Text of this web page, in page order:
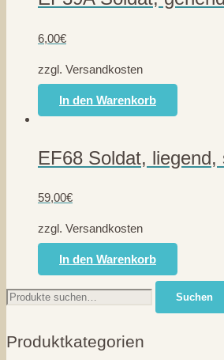
6,00€
zzgl. Versandkosten
In den Warenkorb
EF68 Soldat,
59,00€
zzgl. Versandkosten
In den Warenkorb
Suche
nach:
Suchen
Produktkategorien